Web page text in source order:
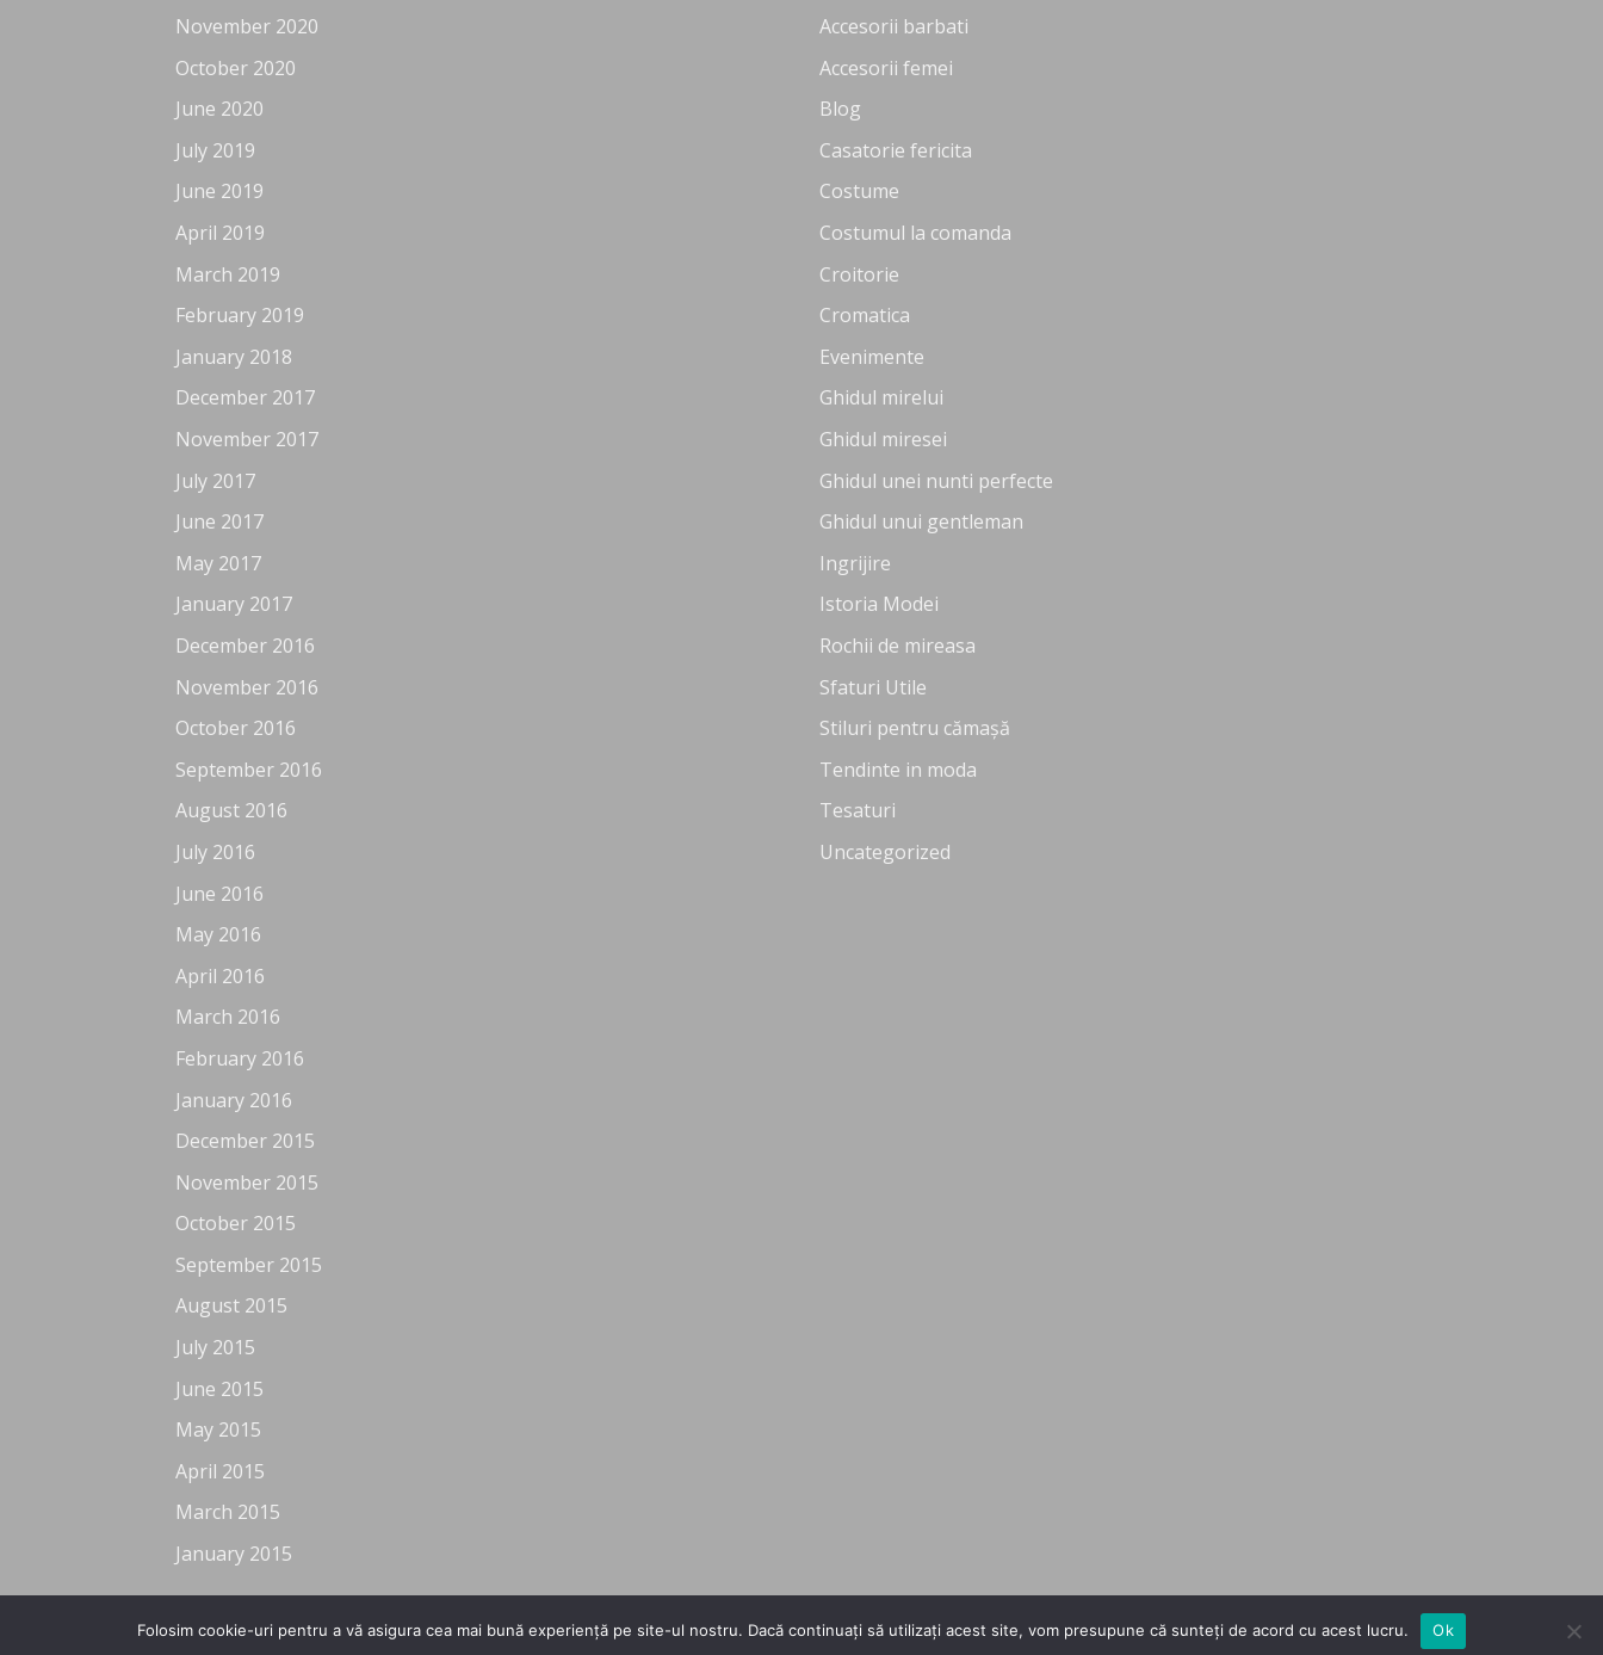
November 2020
October 2020
June 2020
July 2019
June 2019
April 2019
March 2019
February 2019
January 2018
December 2017
November 2017
July 2017
June 2017
May 2017
January 2017
December 2016
November 2016
October 2016
September 2016
August 2016
July 2016
June 2016
May 2016
April 2016
March 2016
February 2016
January 2016
December 2015
November 2015
October 2015
September 2015
August 2015
July 2015
June 2015
May 2015
April 2015
March 2015
January 2015
Accesorii barbati
Accesorii femei
Blog
Casatorie fericita
Costume
Costumul la comanda
Croitorie
Cromatica
Evenimente
Ghidul mirelui
Ghidul miresei
Ghidul unei nunti perfecte
Ghidul unui gentleman
Ingrijire
Istoria Modei
Rochii de mireasa
Sfaturi Utile
Stiluri pentru cămașă
Tendinte in moda
Tesaturi
Uncategorized
Copyright 2026 ©Flatsome Theme
Folosim cookie-uri pentru a vă asigura cea mai bună experiență pe site-ul nostru. Dacă continuați să utilizați acest site, vom presupune că sunteți de acord cu acest lucru. Ok